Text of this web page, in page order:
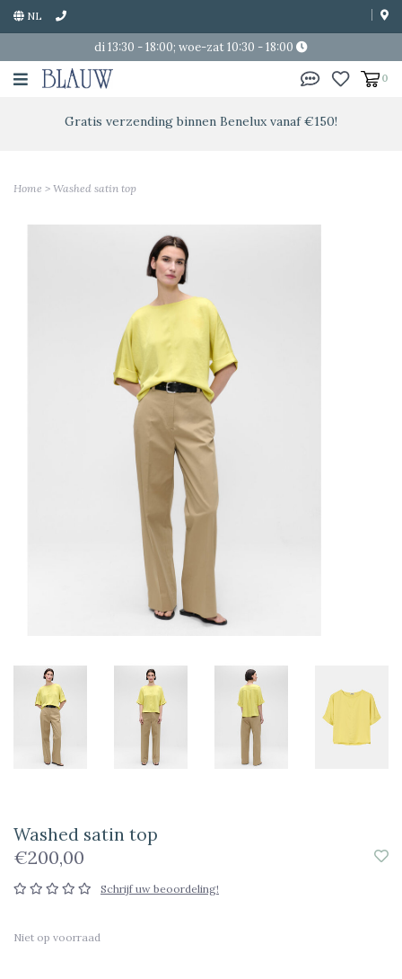
NL
di 13:30 - 18:00; woe-zat 10:30 - 18:00
0
Gratis verzending binnen Benelux vanaf €150!
Home > Washed satin top
Washed satin top
€200,00
Schrijf uw beoordeling!
Niet op voorraad